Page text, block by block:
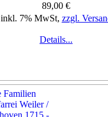
89,00 €
inkl. 7% MwSt, zzgl.
Details...